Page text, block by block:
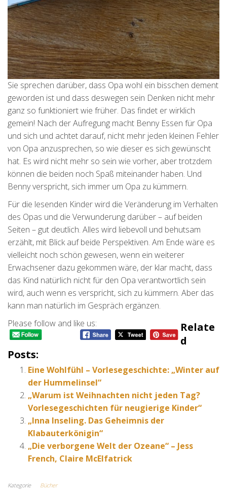
Sie sprechen darüber, dass Opa wohl ein bisschen dement
geworden ist und dass deswegen sein Denken nicht mehr
ganz so funktioniert wie früher. Das findet er wirklich
gemein! Nach der Aufregung macht Benny Essen für Opa
und sich und achtet darauf, nicht mehr jeden kleinen Fehler
von Opa anzusprechen, so wie dieser es sich gewünscht
hat. Es wird nicht mehr so sein wie vorher, aber trotzdem
können die beiden noch Spaß miteinander haben. Und
Benny verspricht, sich immer um Opa zu kümmern.
Für die lesenden Kinder wird die Veränderung im Verhalten
des Opas und die Verwunderung darüber – auf beiden
Seiten – gut deutlich. Alles wird liebevoll und behutsam
erzählt, mit Blick auf beide Perspektiven. Am Ende wäre es
vielleicht noch schön gewesen, wenn ein weiterer
Erwachsener dazu gekommen wäre, der klar macht, dass
das Kind natürlich nicht für den Opa verantwortlich sein
wird, auch wenn es verspricht, sich zu kümmern. Aber das
kann man natürlich im Gespräch ergänzen.
Please follow and like us:
Relate
D
Posts:
Eine Wohlfühl – Vorlesegeschichte: „Winter auf
der Hummelinsel“
„Warum ist Weihnachten nicht jeden Tag?
Vorlesegeschichten für neugierige Kinder“
„Inna Inseling. Das Geheimnis der
Klabauterkönigin“
„Die verborgene Welt der Ozeane“ – Jess
French, Claire McElfatrick
Kategorie Bücher